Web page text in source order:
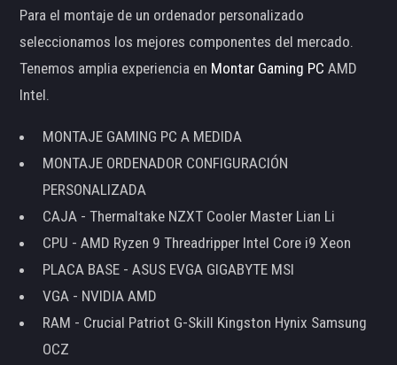
Para el montaje de un ordenador personalizado
seleccionamos los mejores componentes del mercado.
Tenemos amplia experiencia en Montar Gaming PC AMD
Intel.
MONTAJE GAMING PC A MEDIDA
MONTAJE ORDENADOR CONFIGURACIÓN
PERSONALIZADA
CAJA - Thermaltake NZXT Cooler Master Lian Li
CPU - AMD Ryzen 9 Threadripper Intel Core i9 Xeon
PLACA BASE - ASUS EVGA GIGABYTE MSI
VGA - NVIDIA AMD
RAM - Crucial Patriot G-Skill Kingston Hynix Samsung
OCZ